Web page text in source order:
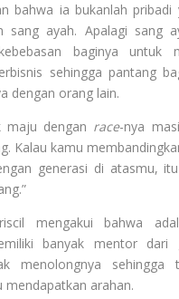
bahwa ia bukanlah pribadi
sang ayah. Apalagi sang
baginya untuk
sehingga pantang
dengan orang lain.
maju dengan race-nya
Kalau kamu
generasi di atasmu,
mengakui bahwa
banyak mentor dari
menolongnya sehingga
arahan.